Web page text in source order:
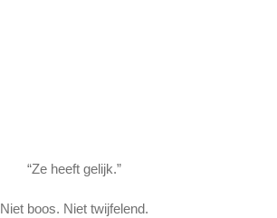
“Ze heeft gelijk.”
Niet boos. Niet twijfelend.